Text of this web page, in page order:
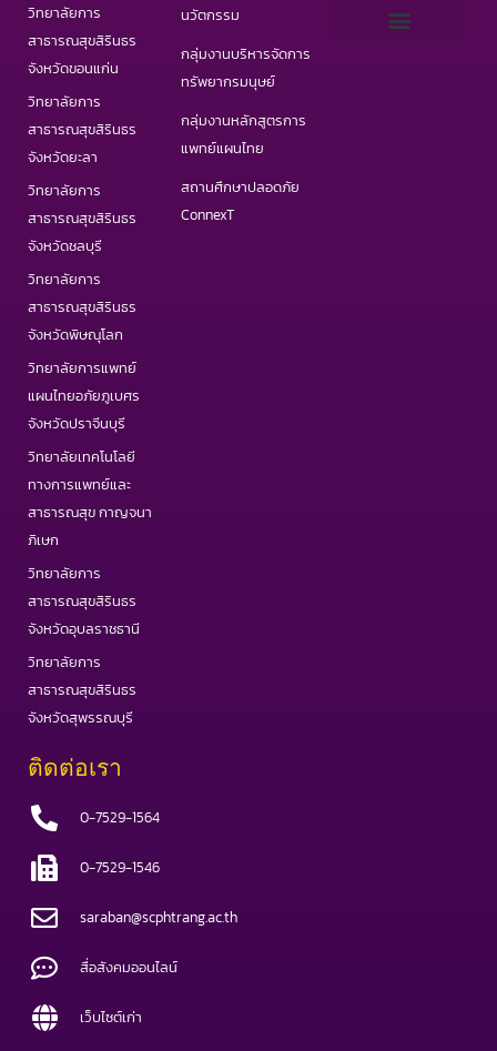
วิทยาลัยการ
สาธารณสุขสิรินธร
จังหวัดขอนแก่น
วิทยาลัยการ
สาธารณสุขสิรินธร
จังหวัดยะลา
วิทยาลัยการ
สาธารณสุขสิรินธร
จังหวัดชลบุรี
วิทยาลัยการ
สาธารณสุขสิรินธร
จังหวัดพิษณุโลก
วิทยาลัยการแพทย์
แผนไทยอภัยภูเบศร
จังหวัดปราจีนบุรี
วิทยาลัยเทคโนโลยี
ทางการแพทย์และ
สาธารณสุข กาญจนา
ภิเษก
วิทยาลัยการ
สาธารณสุขสิรินธร
จังหวัดอุบลราชธานี
วิทยาลัยการ
สาธารณสุขสิรินธร
จังหวัดสุพรรณบุรี
นวัตกรรม
กลุ่มงานบริหารจัดการ
ทรัพยากรมนุษย์
กลุ่มงานหลักสูตรการ
แพทย์แผนไทย
สถานศึกษาปลอดภัย
ConnexT
ติดต่อเรา
0-7529-1564
0-7529-1546
saraban@scphtrang.ac.th
สื่อสังคมออนไลน์
เว็บไซต์เก่า